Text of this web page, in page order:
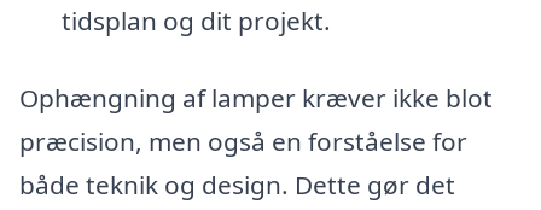
tidsplan og dit projekt.
Ophængning af lamper kræver ikke blot
præcision, men også en forståelse for
både teknik og design. Dette gør det